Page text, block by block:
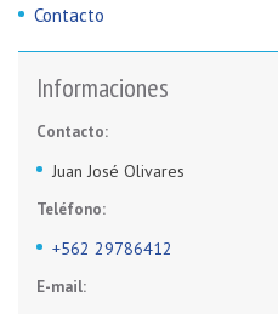
Contacto
Informaciones
Contacto:
Juan José Olivares
Teléfono:
+562 29786412
E-mail: